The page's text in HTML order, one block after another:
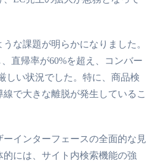
な課題が明らかになりました。
直帰率が60%を超え、コンバー
しい状況でした。特に、商品検
で大きな離脱が発生しているこ
インターフェースの全面的な見
には、サイト内検索機能の強